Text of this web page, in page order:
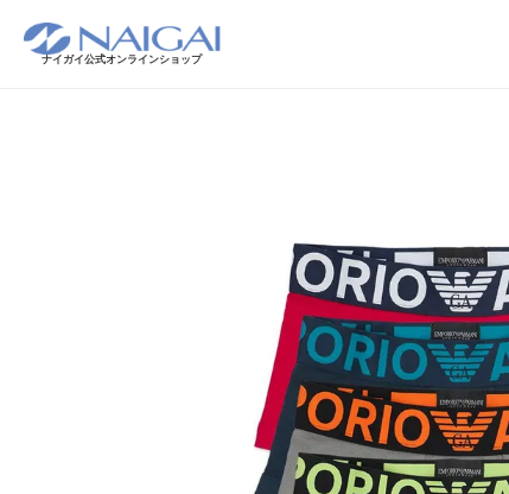
ナイガイ公式オンラインショップ